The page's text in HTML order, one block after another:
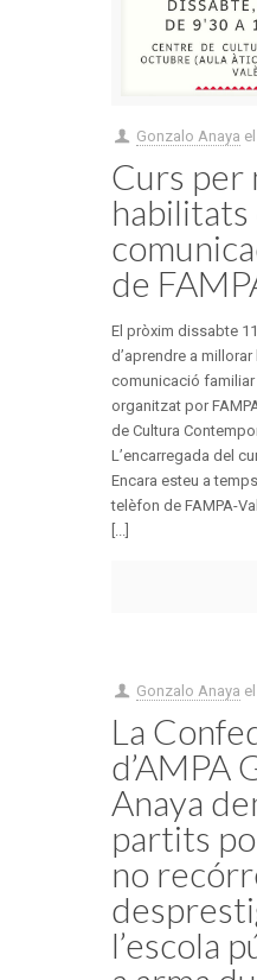
Gonzalo Anaya el
Curs per
habilitats
de
El pròxim dissabte
d’aprendre a
comunicació familiar
organitzat por
de Cultura
L’encarregada del
Encara esteu a
telèfon de FAMPA-
[...]
Gonzalo Anaya el
La
d’AMPA
Anaya
partits
no
l’escola